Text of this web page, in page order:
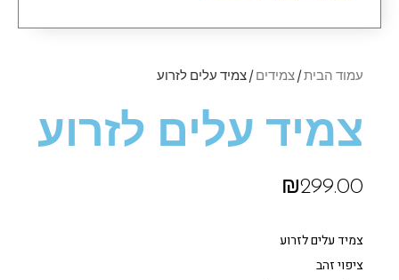
עמוד הבית/צמידים/ צמיד עלים לזרוע
צמיד עלים לזרוע
₪299.00
צמיד עלים לזרוע
ציפוי זהב